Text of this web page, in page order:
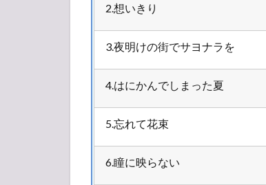
2.想いきり
3.夜明けの街でサヨナラを
4.はにかんでしまった夏
5.忘れて花束
6.瞳に映らない